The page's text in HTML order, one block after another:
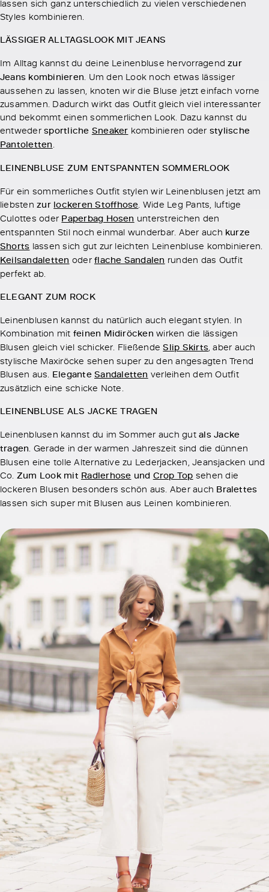
lassen sich ganz unterschiedlich zu vielen verschiedenen
Styles kombinieren.
LÄSSIGER ALLTAGSLOOK MIT JEANS
Im Alltag kannst du deine Leinenbluse hervorragendzur
Jeans kombinieren. Um den Look noch etwas lässiger
aussehen zu lassen, knoten wir die Bluse jetzt einfach vorne
zusammen. Dadurch wirkt das Outfit gleich viel interessanter
und bekommt einen sommerlichen Look. Dazu kannst du
entwedersportliche Sneaker kombinieren oder stylische
Pantoletten.
LEINENBLUSE ZUM ENTSPANNTEN SOMMERLOOK
Für ein sommerliches Outfit stylen wir Leinenblusen jetzt am
liebstenzur lockeren Stoffhose. Wide Leg Pants, luftige
Culottes oder Paperbag Hosen unterstreichen den
entspannten Stil noch einmal wunderbar. Aber auch kurze
Shorts lassen sich gut zur leichten Leinenbluse kombinieren.
Keilsandaletten oderflache Sandalen runden das Outfit
perfekt ab.
ELEGANT ZUM ROCK
Leinenblusen kannst du natürlich auch elegant stylen. In
Kombination mit feinen Midiröcken wirken die lässigen
Blusen gleich viel schicker. FließendeSlip Skirts, aber auch
stylische Maxiröcke sehen super zu den angesagten Trend
Blusen aus. EleganteSandaletten verleihen dem Outfit
zusätzlich eine schicke Note.
LEINENBLUSE ALS JACKE TRAGEN
Leinenblusen kannst du im Sommer auch gutals Jacke
tragen. Gerade in der warmen Jahreszeit sind die dünnen
Blusen eine tolle Alternative zu Lederjacken, Jeansjacken und
Co. Zum Look mit Radlerhose und Crop Top sehen die
lockeren Blusen besonders schön aus. Aber auch Bralettes
lassen sich super mit Blusen aus Leinen kombinieren.